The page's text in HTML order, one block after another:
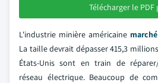
Télécharger le
L'industrie minière américaine
La taille devrait dépasser 415,3
États-Unis sont en train de
réseau électrique. Beaucoup de